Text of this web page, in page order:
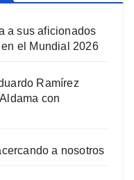
a sus aficionados
el Mundial 2026
Ramírez
con
a nosotros